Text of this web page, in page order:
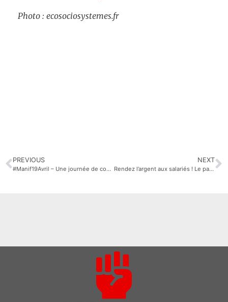
Photo : ecosociosystemes.fr
PREVIOUS
#Manif19Avril – Une journée de convergence qui en appelle d’autres
NEXT
Rendez l’argent aux salariés ! Le partage des bénéfices est annoncé. Lettre ouverte à Benoit Potier #16Mai2018 #AG2018 #AirLiquide